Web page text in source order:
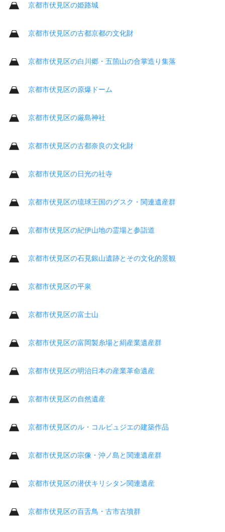
京都市伏見区の姫路城
京都市伏見区の古都京都の文化財
京都市伏見区の白川郷・五箇山の合掌造り集落
京都市伏見区の原爆ドーム
京都市伏見区の厳島神社
京都市伏見区の古都奈良の文化財
京都市伏見区の日光の社寺
京都市伏見区の琉球王国のグスク・関連遺産群
京都市伏見区の紀伊山地の霊場と参詣道
京都市伏見区の石見銀山遺跡とその文化的景観
京都市伏見区の平泉
京都市伏見区の富士山
京都市伏見区の富岡製糸場と絹産業遺産群
京都市伏見区の明治日本の産業革命遺産
京都市伏見区の自然遺産
京都市伏見区のル・コルビュジエの建築作品
京都市伏見区の宗像・沖ノ島と関連遺産群
京都市伏見区の潜伏キリシタン関連遺産
京都市伏見区の百舌鳥・古市古墳群